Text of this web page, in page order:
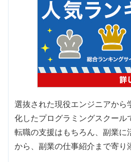
選抜された現役エンジニアから
化したプログラミングスクール
転職の支援はもちろん、副業に
から、副業の仕事紹介まで寄り